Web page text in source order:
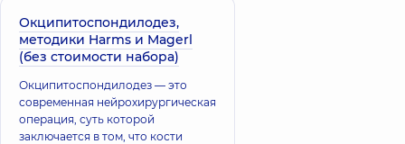
Окципитоспондилодез,
методики Harms и Magerl
(без стоимости набора)
Окципитоспондилодез — это
современная нейрохирургическая
операция, суть которой
заключается в том, что кости